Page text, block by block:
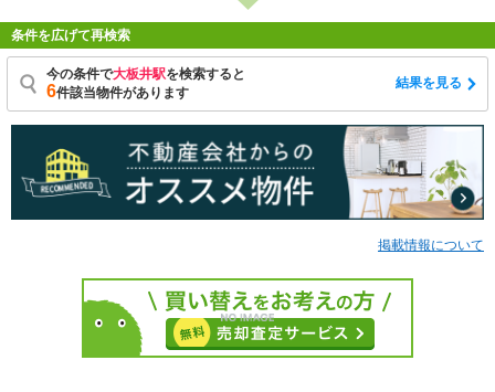
条件を広げて再検索
今の条件で大板井駅を検索すると
6件該当物件があります
結果を見る
掲載情報について